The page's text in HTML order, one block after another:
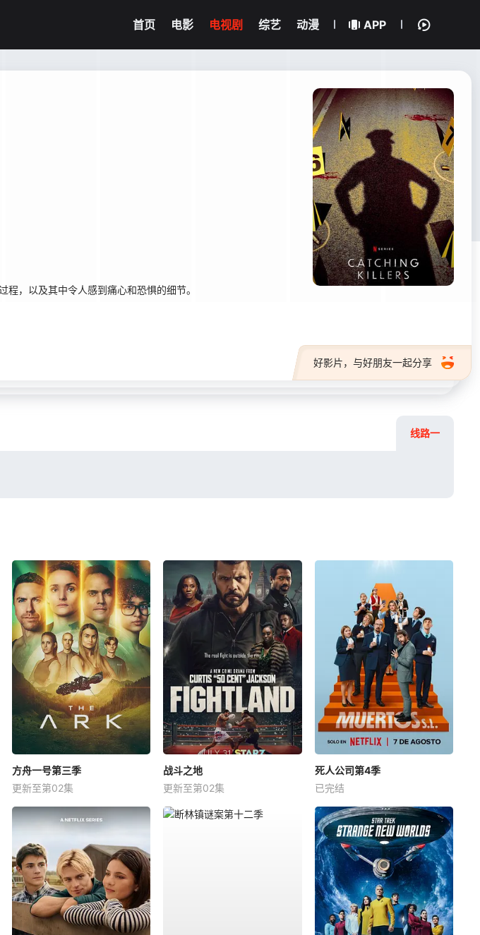
首页 电影 电视剧 综艺 动漫 APP
，以及其中令人感到痛心和恐惧的细节。
好影片，与好朋友一起分享
线路一
方舟一号第三季
更新至第02集
战斗之地
更新至第02集
死人公司第4季
已完结